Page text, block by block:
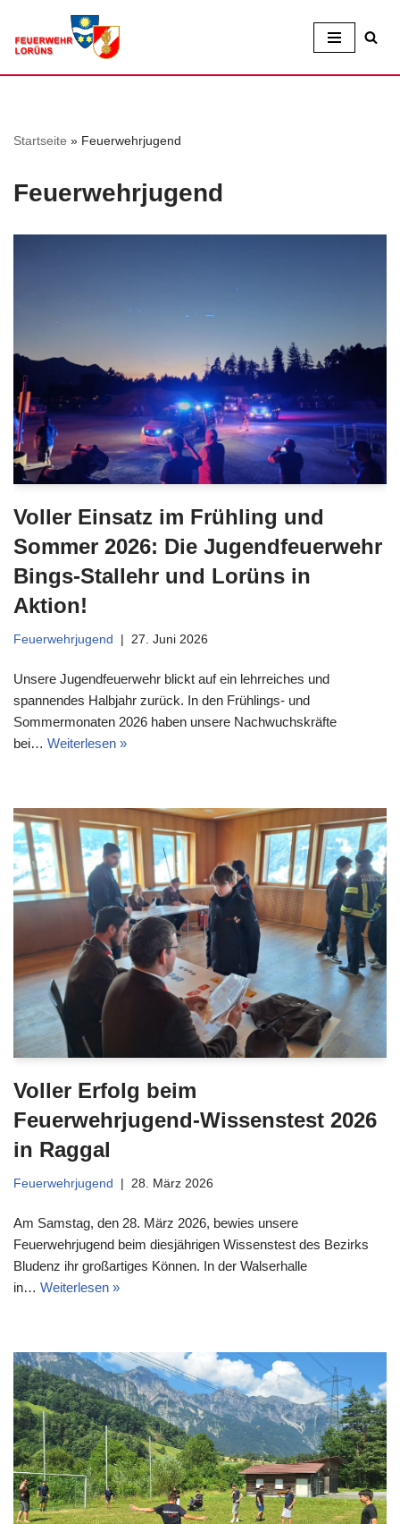
Zum
Startseite » Feuerwehrjugend
Feuerwehrjugend
Voller Einsatz im Frühling und
Sommer 2026: Die Jugendfeuerwehr
Bings-Stallehr und Lorüns in
Aktion!
Feuerwehrjugend 27. Juni 2026
Unsere Jugendfeuerwehr blickt auf ein lehrreiches und
spannendes Halbjahr zurück. In den Frühlings- und
Sommermonaten 2026 haben unsere Nachwuchskräfte
bei… Weiterlesen »
Voller Erfolg beim
Feuerwehrjugend-Wissenstest 2026
in Raggal
Feuerwehrjugend 28. März 2026
Am Samstag, den 28. März 2026, bewies unsere
Feuerwehrjugend beim diesjährigen Wissenstest des Bezirks
Bludenz ihr großartiges Können. In der Walserhalle
in… Weiterlesen »